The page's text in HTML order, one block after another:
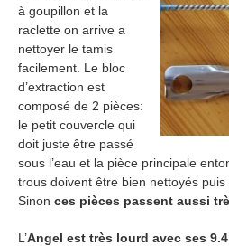
à goupillon et la
raclette on arrive a
nettoyer le tamis
facilement. Le bloc
d’extraction est
composé de 2 pièces:
le petit couvercle qui
doit juste être passé
sous l’eau et la pièce principale
trous doivent être bien nettoyés puis
Sinon ces pièces passent aussi
L’Angel est très lourd avec ses